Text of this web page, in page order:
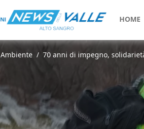
HOME
Ambiente 70 anni di impegno,